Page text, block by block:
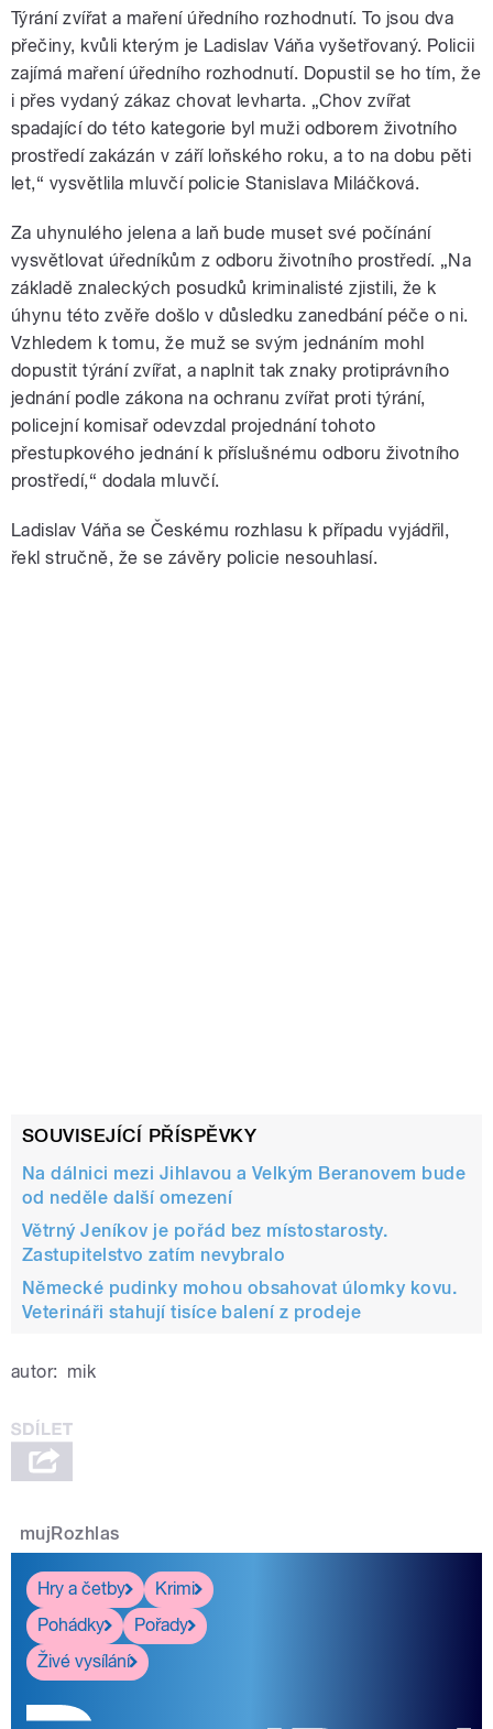
Týrání zvířat a maření úředního rozhodnutí. To jsou dva
přečiny, kvůli kterým je Ladislav Váňa vyšetřovaný. Policii
zajímá maření úředního rozhodnutí. Dopustil se ho tím, že
i přes vydaný zákaz chovat levharta. „Chov zvířat
spadající do této kategorie byl muži odborem životního
prostředí zakázán v září loňského roku, a to na dobu pěti
let,“ vysvětlila mluvčí policie Stanislava Miláčková.
Za uhynulého jelena a laň bude muset své počínání
vysvětlovat úředníkům z odboru životního prostředí. „Na
základě znaleckých posudků kriminalisté zjistili, že k
úhynu této zvěře došlo v důsledku zanedbání péče o ni.
Vzhledem k tomu, že muž se svým jednáním mohl
dopustit týrání zvířat, a naplnit tak znaky protiprávního
jednání podle zákona na ochranu zvířat proti týrání,
policejní komisař odevzdal projednání tohoto
přestupkového jednání k příslušnému odboru životního
prostředí,“ dodala mluvčí.
Ladislav Váňa se Českému rozhlasu k případu vyjádřil,
řekl stručně, že se závěry policie nesouhlasí.
SOUVISEJÍCÍ PŘÍSPĚVKY
Na dálnici mezi Jihlavou a Velkým Beranovem bude
od neděle další omezení
Větrný Jeníkov je pořád bez místostarosty.
Zastupitelstvo zatím nevybralo
Německé pudinky mohou obsahovat úlomky kovu.
Veterináři stahují tisíce balení z prodeje
autor: mik
mujRozhlas
Hry a četby
Krimi
Pohádky
Pořady
Živé vysílání